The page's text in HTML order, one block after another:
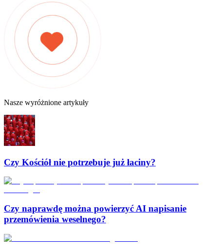
Nasze wyróżnione artykuły
Czy Kościół nie potrzebuje już łaciny?
Czy naprawdę można powierzyć AI napisanie
przemówienia weselnego?